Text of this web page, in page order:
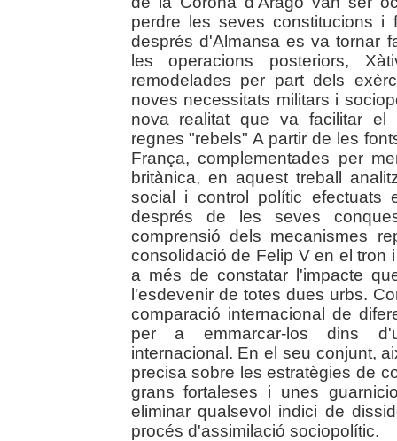
perdre les seves constitucions i
després d'Almansa es va tornar
les operacions posteriors,
remodelades per part dels
noves necessitats militars i
nova realitat que va facilitar el
regnes "rebels" A partir de les
França, complementades per
britànica, en aquest treball
social i control polític efectuats
després de les seves
comprensió dels mecanismes
consolidació de Felip V en el tron
a més de constatar l'impacte
l'esdevenir de totes dues urbs.
comparació internacional de
per a emmarcar-los dins
internacional. En el seu conjunt,
precisa sobre les estratègies de
grans fortaleses i unes
eliminar qualsevol indici de
procés d'assimilació sociopolític.